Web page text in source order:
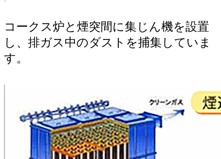
コークス炉と煙突間に集じん機を設置
し、排ガス中のダストを捕集していま
す。